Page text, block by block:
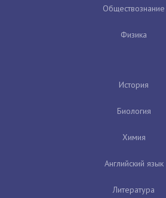
Обществознание
Физика
История
Биология
Химия
Английский язык
Литература